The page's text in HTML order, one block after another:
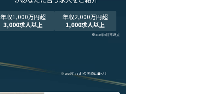
年収1,000万円超
3,000求人以上
年収2,000万円超
1,000求人以上
※2025年9月末時点
※2024年1-12月の実績に基づく